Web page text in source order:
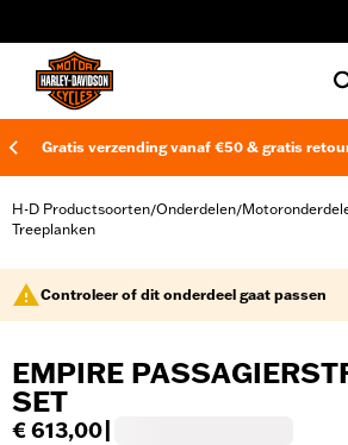
Gratis verzending vanaf €50 & gratis
H-D Productsoorten/Onderdelen/
Treeplanken
Controleer of dit onderdeel gaat passen
EMPIRE
SET
€ 613,00